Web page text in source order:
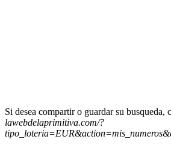
Si desea compartir o guardar su busqueda,
lawebdelaprimitiva.com/?